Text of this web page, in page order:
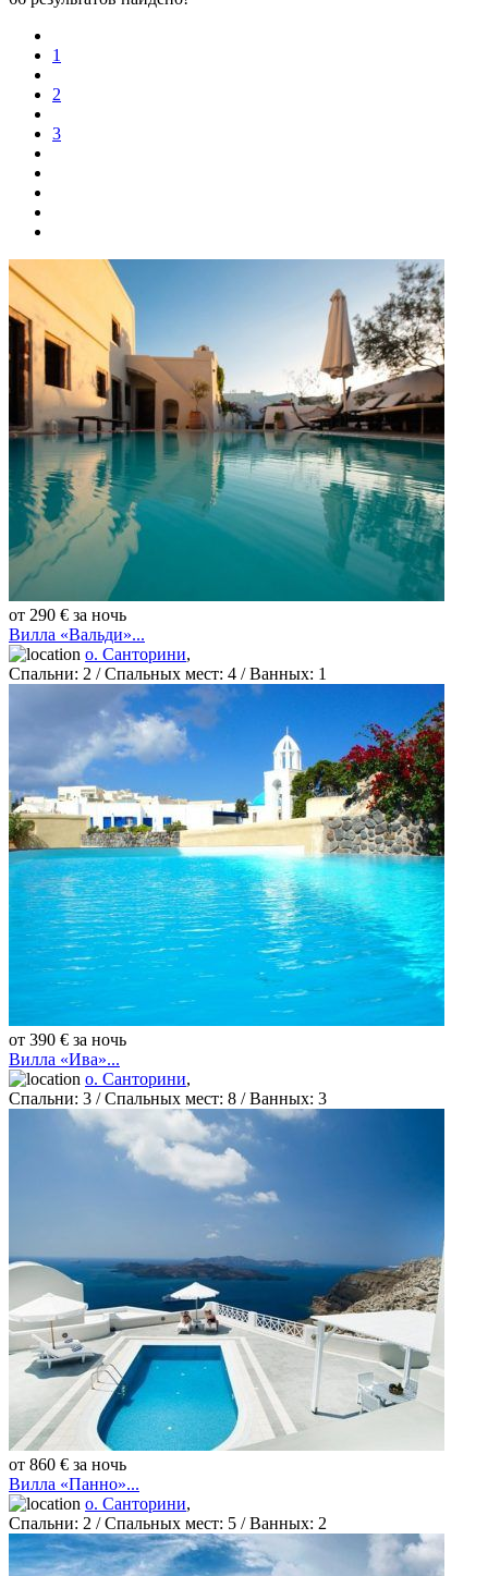
1
2
3
от 290 € за ночь
Вилла «Вальди»...
о. Санторини,
Спальни: 2 / Спальных мест: 4 /Ванных: 1
от 390 € за ночь
Вилла «Ива»...
о. Санторини,
Спальни: 3 / Спальных мест: 8 /Ванных: 3
от 860 € за ночь
Вилла «Панно»...
о. Санторини,
Спальни: 2 / Спальных мест: 5 /Ванных: 2